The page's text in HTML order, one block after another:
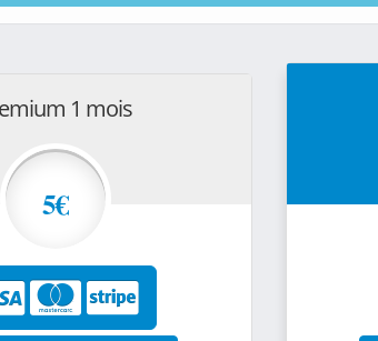
1 mois
5€